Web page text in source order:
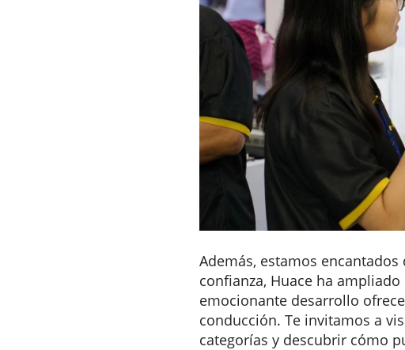
Además, estamos
confianza, Huace ha
emocionante desarrollo
conducción. Te invitamos a
categorías y descubrir cómo